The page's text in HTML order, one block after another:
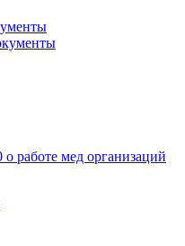
работе мед организаций